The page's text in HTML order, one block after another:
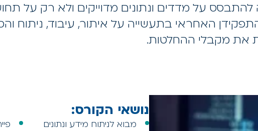
על מדדים ונתונים מדוייקים ולא רק על
האחראי בתעשייה על איתור, עיבוד, ניתוח
את מקבלי ההחלטות.
נושאי הקורס:
מבוא לניתוח מידע ונתונים